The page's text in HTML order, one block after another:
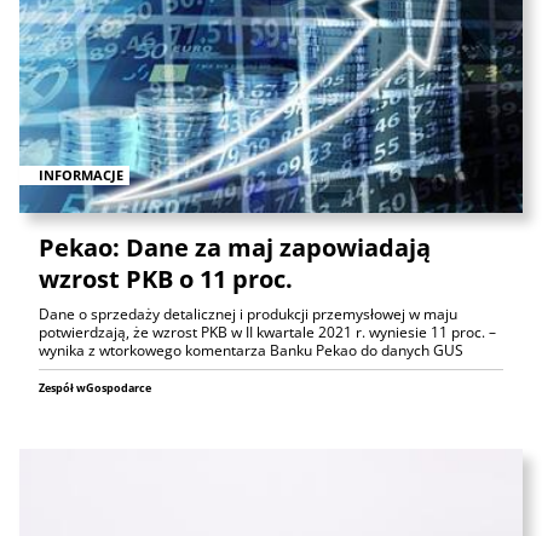
INFORMACJE
Pekao: Dane za maj zapowiadają
wzrost PKB o 11 proc.
Dane o sprzedaży detalicznej i produkcji przemysłowej w maju
potwierdzają, że wzrost PKB w II kwartale 2021 r. wyniesie 11 proc. –
wynika z wtorkowego komentarza Banku Pekao do danych GUS
Zespół wGospodarce